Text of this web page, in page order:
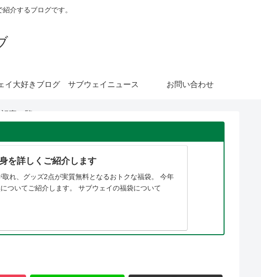
介するブログです。
イ大好きブログ
記事一覧）
サブウェイニュース お問い合わせ
を詳しくご紹介します
れ、グッズ2点が実質無料となるおトクな福袋。 今年
ついてご紹介します。 サブウェイの福袋について